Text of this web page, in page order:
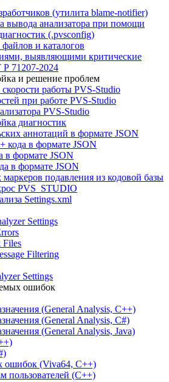
(утилита blame-notifier)
вывода анализатора при помощи
(.pvsconfig)
и каталогов
выявляющими критические
71207-2024
и решение проблем
работы PVS-Studio
при работе PVS-Studio
PVS-Studio
диагностик
аннотаций в формате JSON
кода в формате JSON
в формате JSON
в формате JSON
подавления из кодовой базы
PVS_STUDIO
Settings.xml
Settings
Files
Filtering
Settings
ошибок
(General Analysis, C++)
(General Analysis, C#)
(General Analysis, Java)
ошибок (Viva64, C++)
пользователей (C++)